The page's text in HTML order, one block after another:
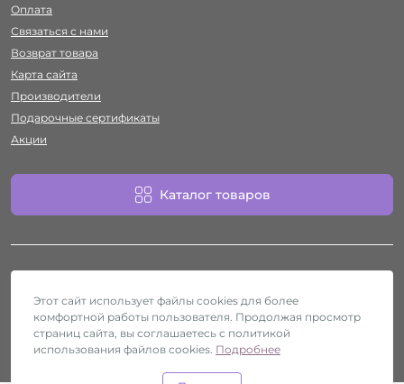
Оплата
Связаться с нами
Возврат товара
Карта сайта
Производители
Подарочные сертификаты
Акции
Каталог товаров
Работает наocStore
Секс-шоп Htyvka © 2026
Этот сайт использует файлы cookies для более
комфортной работы пользователя. Продолжая просмотр
страниц сайта, вы соглашаетесь с политикой
использования файлов cookies. Подробнее